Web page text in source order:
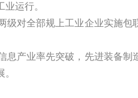
运行。
对全部规上工业企业实施包
息产业率先突破，先进装备制